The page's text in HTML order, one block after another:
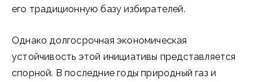
его традиционную базу избирателей.
Однако долгосрочная экономическая
устойчивость этой инициативы представляется
спорной. В последние годы природный газ и